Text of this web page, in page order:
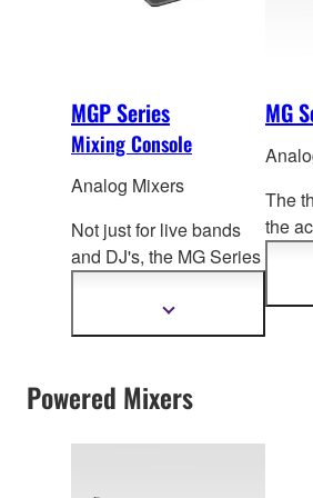
MGP Series
Mixing Console
Analog Mixers
Not just for live bands
and DJ's, the MG Series
easily adapt to a truly
impressive range of
portable PA to fixed
installation. Now with
the newly added digital
Show
MG
The
the
on
Powered Mixers